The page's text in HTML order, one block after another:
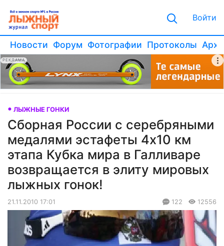
Войти
Новости Форум Фотографии Протоколы
РЕКЛАМА
ЛЫЖНЫЕ ГОНКИ
Сборная России с серебряными
медалями эстафеты 4х10 км
этапа Кубка мира в Галливаре
возвращается в элиту мировых
лыжных гонок!
21.11.2010 17:01 122 12556